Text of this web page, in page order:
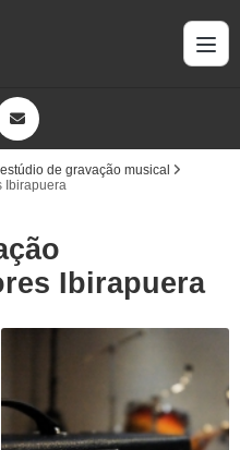
estúdio de gravação musical
Ibirapuera
Ibirapuera